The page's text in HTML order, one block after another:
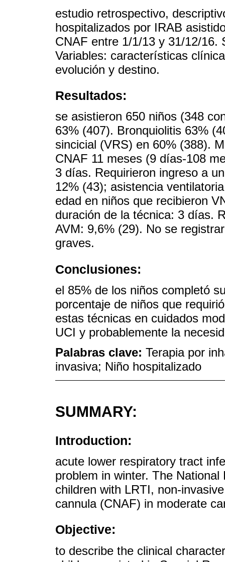
estudio retrospectivo,
hospitalizados por IRAB
CNAF entre 1/1/13 y 31/12/16.
Variables: características
evolución y destino.
Resultados:
se asistieron 650 niños (348
63% (407). Bronquiolitis 63%
sincicial (VRS) en 60% (388).
CNAF 11 meses (9 días-108
3 días. Requirieron ingreso a
12% (43); asistencia
edad en niños que recibieron
duración de la técnica: 3 días.
AVM: 9,6% (29). No se
graves.
Conclusiones:
el 85% de los niños completó
porcentaje de niños que
estas técnicas en cuidados
UCI y probablemente la
Palabras clave: Terapia por
invasiva; Niño hospitalizado
SUMMARY:
Introduction:
acute lower respiratory tract
problem in winter. The
children with LRTI, non-
cannula (CNAF) in moderate
Objective:
to describe the clinical